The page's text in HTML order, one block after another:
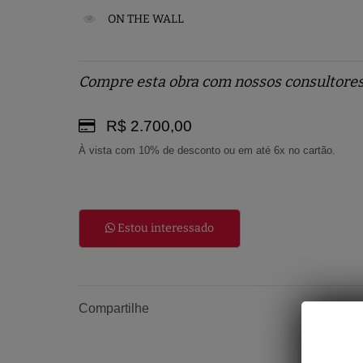
ON THE WALL
Compre esta obra com nossos
R$ 2.700,00
À vista com 10% de desconto ou em até 6x no cartão.
Estou interessado
Compartilhe